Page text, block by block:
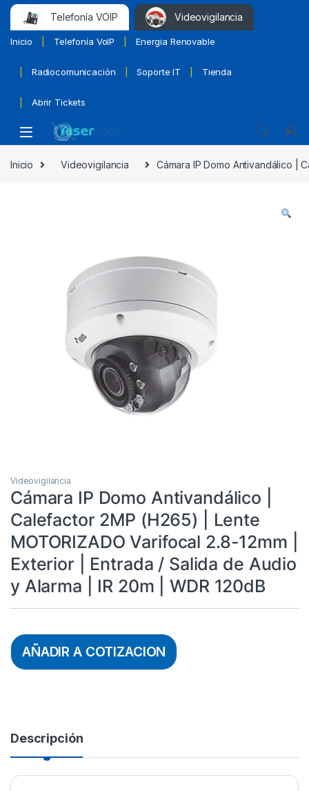
Telefonía VOIP Videovigilancia
Inicio Telefonía VoIP Energia Renovable
Radiocomunicación Soporte IT Tienda
Abrir Tickets
Inicio Videovigilancia Cámara IP Domo Antivandálico |
Videovigilancia
Cámara IP Domo Antivandálico |
Calefactor 2MP (H265) | Lente
MOTORIZADO Varifocal 2.8-12mm |
Exterior | Entrada / Salida de Audio
y Alarma | IR 20m | WDR 120dB
AÑADIR A COTIZACION
Descripción